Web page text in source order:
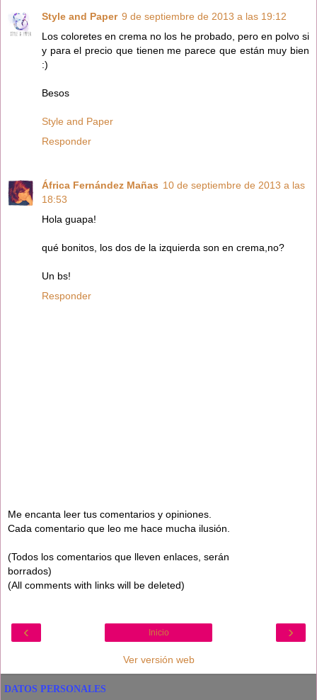
Style and Paper 9 de septiembre de 2013 a las 19:12
Los coloretes en crema no los he probado, pero en polvo si
y para el precio que tienen me parece que están muy bien
:)
Besos
Style and Paper
Responder
África Fernández Mañas 10 de septiembre de 2013 a las
18:53
Hola guapa!
qué bonitos, los dos de la izquierda son en crema,no?
Un bs!
Responder
Me encanta leer tus comentarios y opiniones.
Cada comentario que leo me hace mucha ilusión.
(Todos los comentarios que lleven enlaces, serán
borrados)
(All comments with links will be deleted)
‹ ›
Inicio
Ver versión web
DATOS PERSONALES